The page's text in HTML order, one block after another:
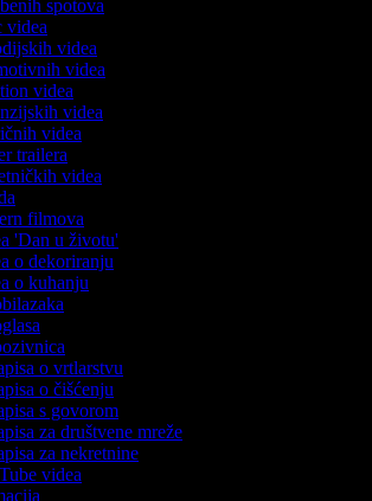
spotova
videa
videa
videa
videa
videa
videa
trailera
videa
filmova
'Dan u životu'
o dekoriranju
o kuhanju
o vrtlarstvu
o čišćenju
s govorom
za društvene mreže
za nekretnine
videa